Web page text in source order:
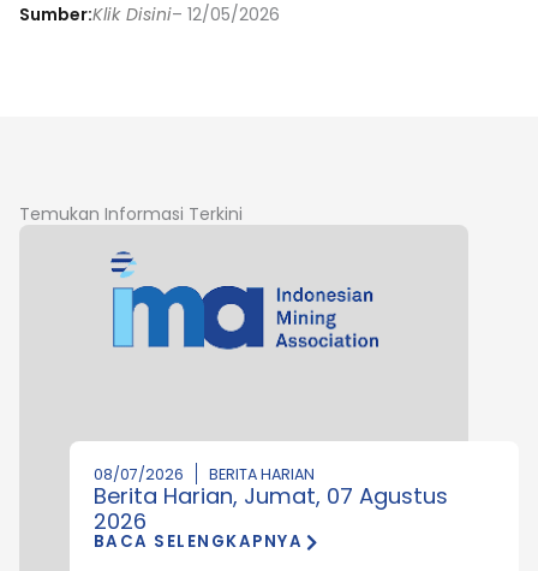
Sumber:Klik Disini– 12/05/2026
Temukan Informasi Terkini
08/07/2026 BERITA HARIAN
Berita Harian, Jumat, 07 Agustus
2026
BACA SELENGKAPNYA